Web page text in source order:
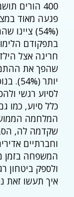
פגעה מאוד
(54%)
בתפקודם
שהפך את
המלחמה
שקדמה לה, הסבו
וחברתיים
המשפחה בזמן
ולספק ביטחון
איך תעשו זאת